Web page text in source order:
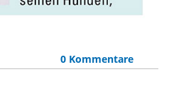
0 Kommentare